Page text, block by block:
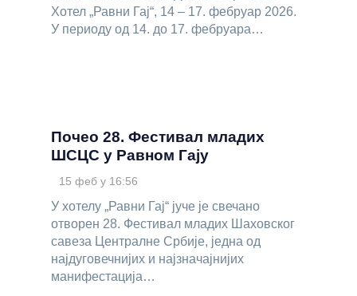
Хотел „Равни Гај“, 14 – 17. фебруар 2026.
У периоду од 14. до 17. фебруара…
Почео 28. Фестивал младих
ШСЦС у Равном Гају
15 феб у 16:56
У хотелу „Равни Гај“ јуче је свечано
отворен 28. Фестивал младих Шаховског
савеза Централне Србије, једна од
најдуговечнијих и најзначајнијих
манифестација…